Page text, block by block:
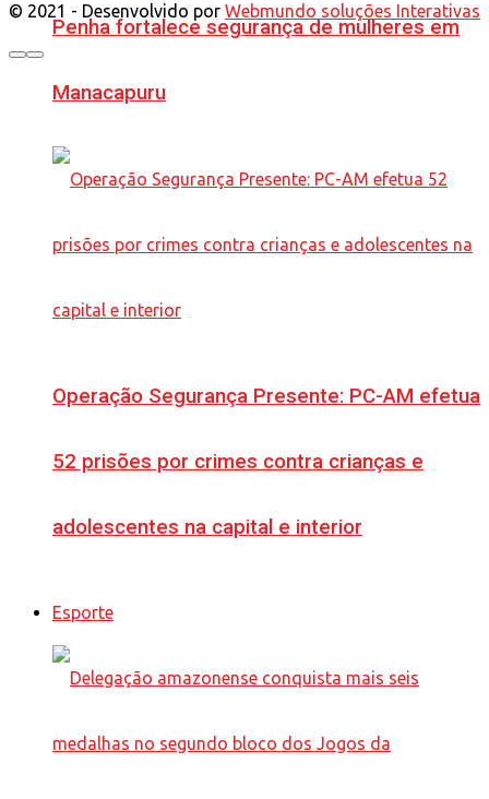
Penha fortalece segurança de mulheres em
Manacapuru
Operação Segurança Presente: PC-AM efetua
52 prisões por crimes contra crianças e
adolescentes na capital e interior
Esporte
© 2021 - Desenvolvido por Webmundo soluções Interativas